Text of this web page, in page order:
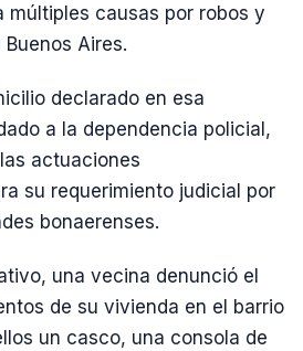
múltiples causas por robos y
Aires.
declarado en esa
a la dependencia policial,
actuaciones
su requerimiento judicial por
bonaerenses.
una vecina denunció el
de su vivienda en el barrio
un casco, una consola de